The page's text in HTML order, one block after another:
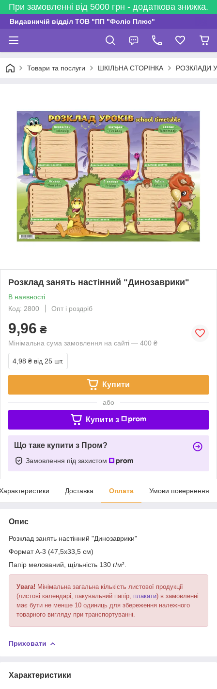
При замовленні від 5000 грн - додаткова знижка.
Видавничій відділ ТОВ "ПП "Фоліо Плюс"
Товари та послуги ШКІЛЬНА СТОРІНКА РОЗКЛАДИ
Розклад занять настінний "Динозаврики"
В наявності
Код: 2800
Опт і роздріб
9,96 ₴
Мінімальна сума замовлення на сайті — 400 ₴
4,98 ₴ від 25 шт.
Купити
або
Купити з
Що таке купити з Пром?
Замовлення під захистом
Доставка Оплата Умови повернення
Опис
Розклад занять настінний "Динозаврики"
Формат А-3 (47,5х33,5 см)
Папір мелований, щільність 130 г/м².
Увага! Мінімальна загальна кількість листової продукції
(листові календарі, пакувальний папір, плакати) в замовленні
має бути не менше 10 одиниць для збереження належного
товарного вигляду при транспортуванні.
Приховати
Характеристики